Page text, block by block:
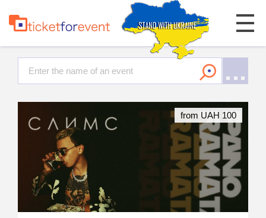
from UAH 100